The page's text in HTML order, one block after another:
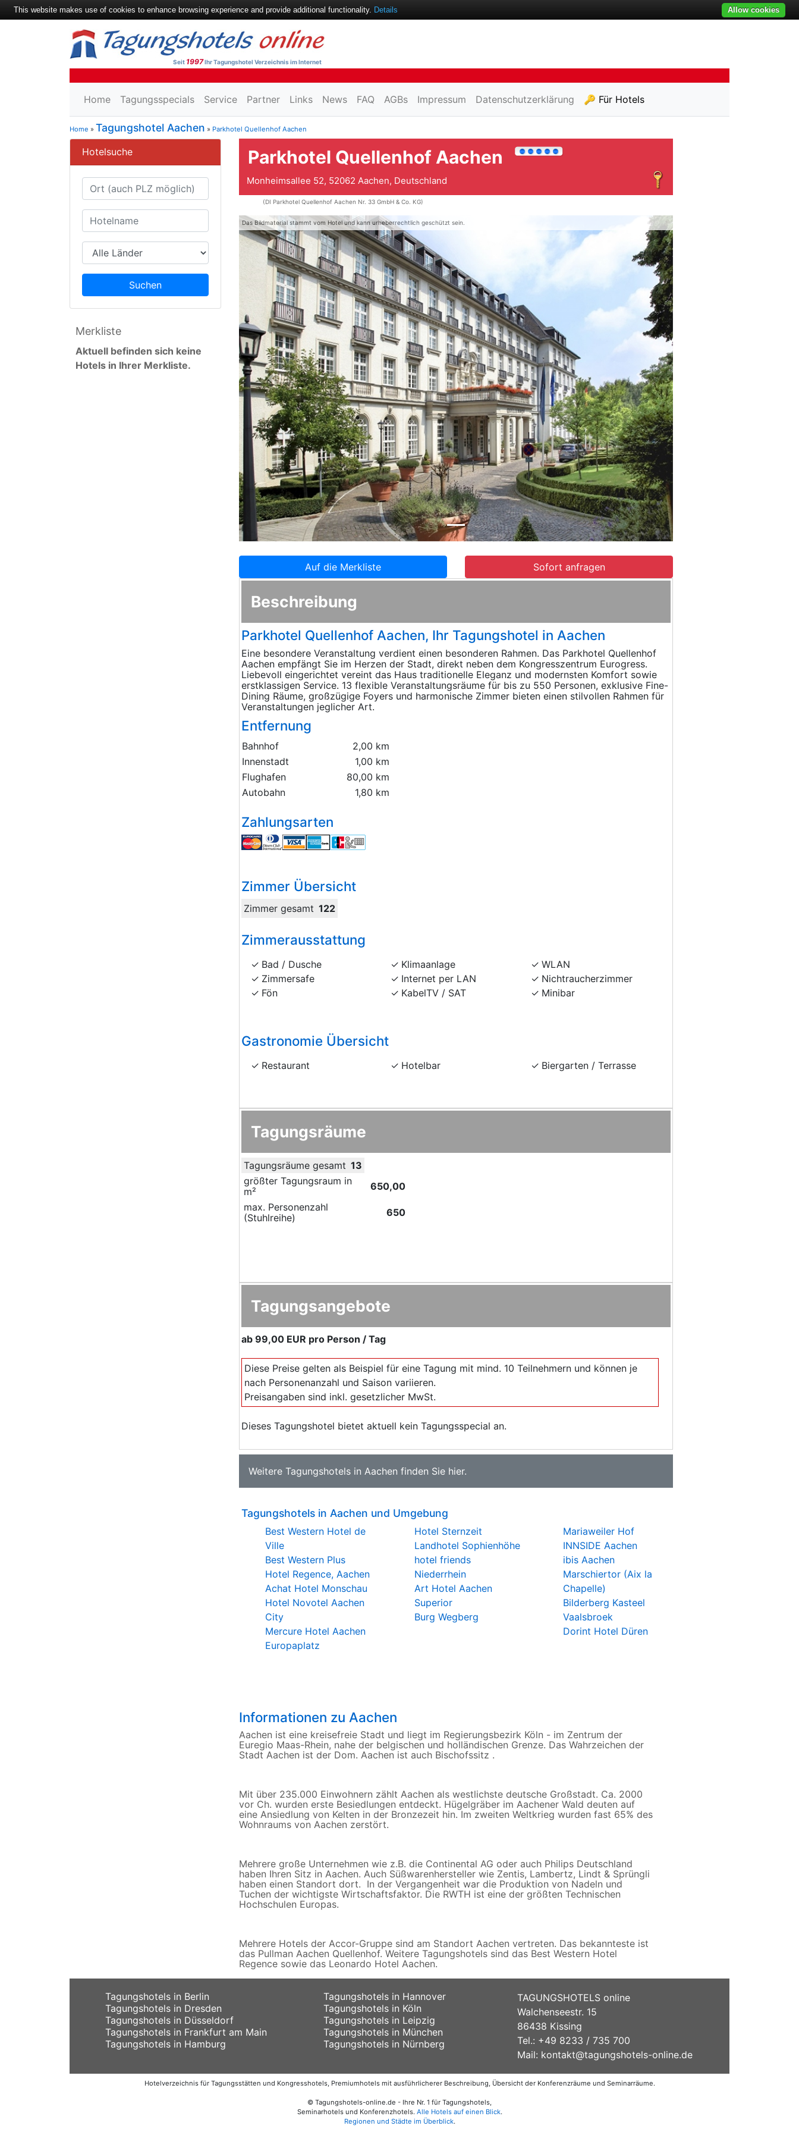
Seit 1997Ihr Tagungshotel Verzeichnis im Internet
Home Tagungsspecials Service Partner Links News FAQ AGBs Impressum Datenschutzerklärung 🔑 Für Hotels
Home » Tagungshotel Aachen » Parkhotel Quellenhof Aachen
Hotelsuche
Suchen
Merkliste
Aktuell befinden sich keine
Hotels in Ihrer Merkliste.
Parkhotel Quellenhof Aachen
Monheimsallee 52, 52062 Aachen, Deutschland
(DI Parkhotel Quellenhof Aachen Nr. 33 GmbH & Co. KG)
Das Bildmaterial stammt vom Hotel und kann urheberrechtlich geschützt sein.
Zurück Weiter
Auf die Merkliste Sofort anfragen
Beschreibung
Parkhotel Quellenhof Aachen, Ihr Tagungshotel in Aachen
Eine besondere Veranstaltung verdient einen besonderen Rahmen. Das Parkhotel Quellenhof
Aachen empfängt Sie im Herzen der Stadt, direkt neben dem Kongresszentrum Eurogress.
Liebevoll eingerichtet vereint das Haus traditionelle Eleganz und modernsten Komfort sowie
erstklassigen Service. 13 flexible Veranstaltungsräume für bis zu 550 Personen, exklusive Fine-
Dining Räume, großzügige Foyers und harmonische Zimmer bieten einen stilvollen Rahmen für
Veranstaltungen jeglicher Art.
Entfernung
Bahnhof
2,00 km
Innenstadt
1,00 km
Flughafen
80,00 km
Autobahn
1,80 km
Zahlungsarten
Zimmer Übersicht
Zimmer gesamt 122
Zimmerausstattung
Bad / Dusche
Zimmersafe
Fön
Klimaanlage
Internet per LAN
KabelTV / SAT
WLAN
Nichtraucherzimmer
Minibar
Gastronomie Übersicht
Restaurant Hotelbar Biergarten / Terrasse
Tagungsräume
Tagungsräume gesamt 13
größter Tagungsraum in
m²
650,00
max. Personenzahl
(Stuhlreihe)
650
Tagungsangebote
ab 99,00 EUR pro Person / Tag
Diese Preise gelten als Beispiel für eine Tagung mit mind. 10 Teilnehmern und können je
nach Personenanzahl und Saison variieren.
Preisangaben sind inkl. gesetzlicher MwSt.
Dieses Tagungshotel bietet aktuell kein Tagungsspecial an.
Weitere Tagungshotels in Aachen finden Sie hier.
Tagungshotels in Aachen und Umgebung
Best Western Hotel de
Ville
Best Western Plus
Hotel Regence, Aachen
Achat Hotel Monschau
Hotel Novotel Aachen
City
Mercure Hotel Aachen
Europaplatz
Hotel Sternzeit
Landhotel Sophienhöhe
hotel friends
Niederrhein
Art Hotel Aachen
Superior
Burg Wegberg
Mariaweiler Hof
INNSIDE Aachen
ibis Aachen
Marschiertor (Aix la
Chapelle)
Bilderberg Kasteel
Vaalsbroek
Dorint Hotel Düren
Informationen zu Aachen
Aachen ist eine kreisefreie Stadt und liegt im Regierungsbezirk Köln - im Zentrum der
Euregio Maas-Rhein, nahe der belgischen und holländischen Grenze. Das Wahrzeichen der
Stadt Aachen ist der Dom. Aachen ist auch Bischofssitz .
Mit über 235.000 Einwohnern zählt Aachen als westlichste deutsche Großstadt. Ca. 2000
vor Ch. wurden erste Besiedlungen entdeckt. Hügelgräber im Aachener Wald deuten auf
eine Ansiedlung von Kelten in der Bronzezeit hin. Im zweiten Weltkrieg wurden fast 65% des
Wohnraums von Aachen zerstört.
Mehrere große Unternehmen wie z.B. die Continental AG oder auch Philips Deutschland
haben Ihren Sitz in Aachen. Auch Süßwarenhersteller wie Zentis, Lambertz, Lindt & Sprüngli
haben einen Standort dort. In der Vergangenheit war die Produktion von Nadeln und
Tuchen der wichtigste Wirtschaftsfaktor. Die RWTH ist eine der größten Technischen
Hochschulen Europas.
Mehrere Hotels der Accor-Gruppe sind am Standort Aachen vertreten. Das bekannteste ist
das Pullman Aachen Quellenhof. Weitere Tagungshotels sind das Best Western Hotel
Regence sowie das Leonardo Hotel Aachen.
Tagungshotels in Berlin
Tagungshotels in Dresden
Tagungshotels in Düsseldorf
Tagungshotels in Frankfurt am Main
Tagungshotels in Hamburg
Tagungshotels in Hannover
Tagungshotels in Köln
Tagungshotels in Leipzig
Tagungshotels in München
Tagungshotels in Nürnberg
TAGUNGSHOTELS online
Walchenseestr. 15
86438 Kissing
Tel.: +49 8233 / 735 700
Mail: kontakt@tagungshotels-online.de
Hotelverzeichnis für Tagungsstätten und Kongresshotels, Premiumhotels mit ausführlicherer Beschreibung, Übersicht der Konferenzräume und Seminarräume.
© Tagungshotels-online.de - Ihre Nr. 1 für Tagungshotels,
Seminarhotels und Konferenzhotels. Alle Hotels auf einen Blick.
Regionen und Städte im Überblick.
This website makes use of cookies to enhance browsing experience and provide additional functionality. Details Allow cookies